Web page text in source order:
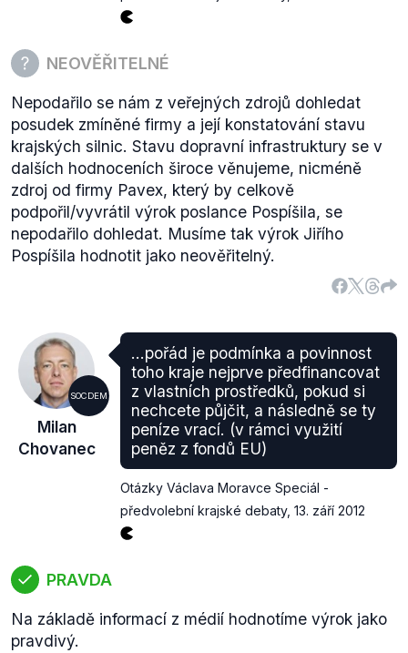
NEOVĚŘITELNÉ
Nepodařilo se nám z veřejných zdrojů dohledat
posudek zmíněné firmy a její konstatování stavu
krajských silnic. Stavu dopravní infrastruktury se v
dalších hodnoceních široce věnujeme, nicméně
zdroj od firmy Pavex, který by celkově
podpořil/vyvrátil výrok poslance Pospíšila, se
nepodařilo dohledat. Musíme tak výrok Jiřího
Pospíšila hodnotit jako neověřitelný.
SOCDEM
Milan
Chovanec
...pořád je podmínka a povinnost
toho kraje nejprve předfinancovat
z vlastních prostředků, pokud si
nechcete půjčit, a následně se ty
peníze vrací. (v rámci využití
peněz z fondů EU)
Otázky Václava Moravce Speciál -
předvolební krajské debaty, 13. září 2012
PRAVDA
Na základě informací z médií hodnotíme výrok jako
pravdivý.